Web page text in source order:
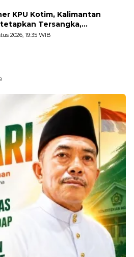
KPU Kotim, Kalimantan
Tersangka,
ditaksir 10 Milyard
2026, 19:35 WIB